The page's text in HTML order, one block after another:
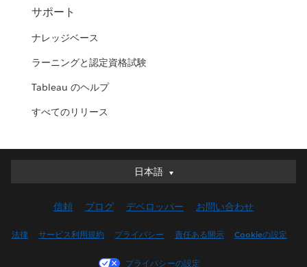
サポート
ナレッジベース
ラーニングと認定資格試験
Tableau のヘルプ
すべてのリリース
日本語
日本語
English (UK)
信頼 ブログ デベロッパー お問い合わせ
法律 サービス利用規約 プライバシー 責任ある開示 Cookieの設定
プライバシーの設定